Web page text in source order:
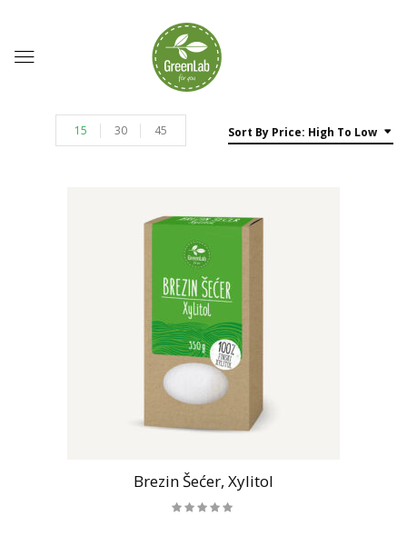
Sort By Price: High To Low
15 30 45
Brezin Šećer, Xylitol